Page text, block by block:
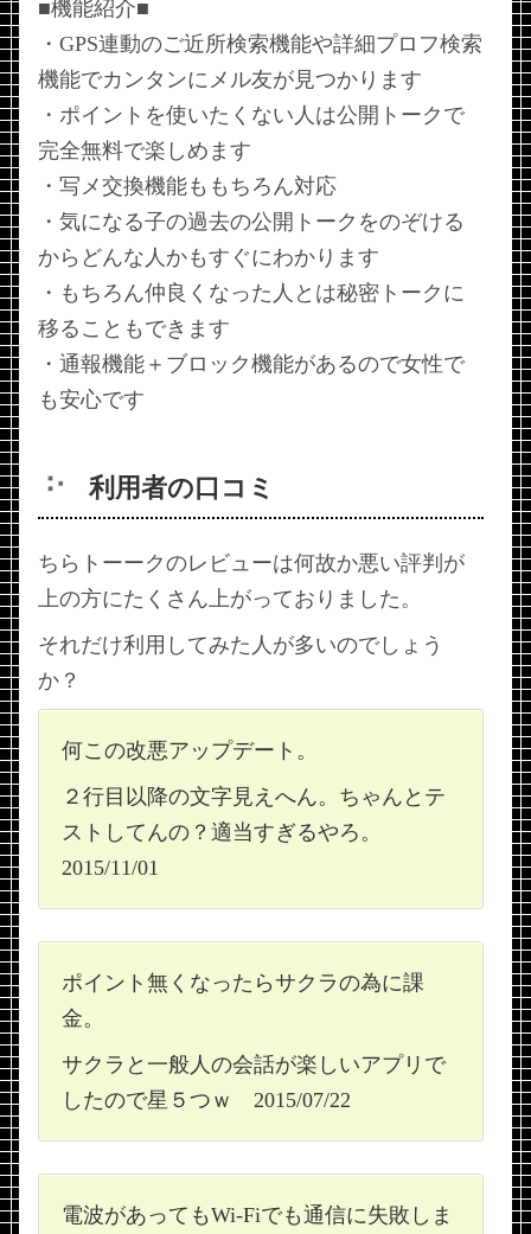
■機能紹介■
・GPS連動のご近所検索機能や詳細プロフ検索
機能でカンタンにメル友が見つかります
・ポイントを使いたくない人は公開トークで
完全無料で楽しめます
・写メ交換機能ももちろん対応
・気になる子の過去の公開トークをのぞける
からどんな人かもすぐにわかります
・もちろん仲良くなった人とは秘密トークに
移ることもできます
・通報機能＋ブロック機能があるので女性で
も安心です
利用者の口コミ
ちらトーークのレビューは何故か悪い評判が
上の方にたくさん上がっておりました。
それだけ利用してみた人が多いのでしょう
か？
何この改悪アップデート。
２行目以降の文字見えへん。ちゃんとテ
ストしてんの？適当すぎるやろ。
2015/11/01
ポイント無くなったらサクラの為に課
金。
サクラと一般人の会話が楽しいアプリで
したので星５つｗ 2015/07/22
電波があってもWi-Fiでも通信に失敗しま